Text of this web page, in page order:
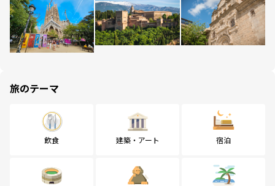
旅のテーマ
飲食 建築・アート 宿泊